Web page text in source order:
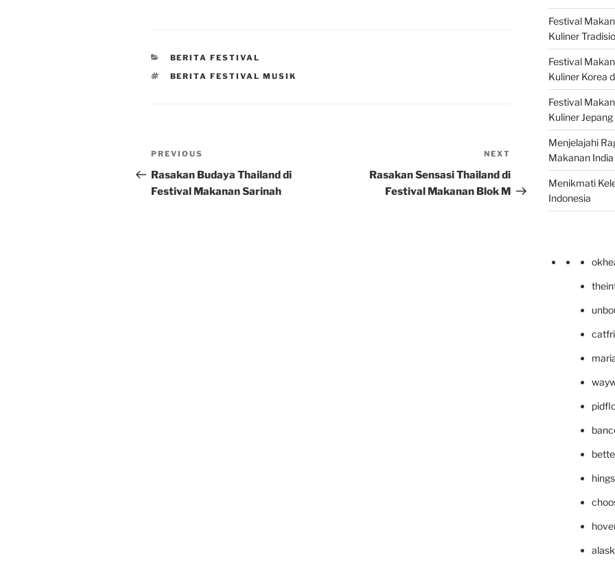
CATEGORIES
BERITA FESTIVAL
TAGS
BERITA FESTIVAL MUSIK
Post
navigation
Previous
Post
PREVIOUS
Rasakan Budaya Thailand di
Festival Makanan Sarinah
Post
NEXT
Rasakan Sensasi Thailand di
Festival Makanan Blok M
Festival
Kuliner
Festival
Kuliner Korea
Festival
Kuliner
Menjelajahi
Makanan
Menikmati
Indonesia